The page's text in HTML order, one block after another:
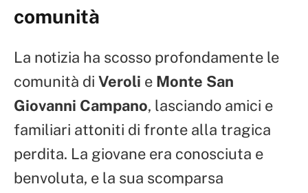
comunità
La notizia ha scosso profondamente le
comunità di Veroli e Monte San
Giovanni Campano, lasciando amici e
familiari attoniti di fronte alla tragica
perdita. La giovane era conosciuta e
benvoluta, e la sua scomparsa